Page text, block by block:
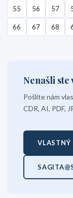
55 56 57
66 67 68
Nenašli ste
Pošlite nám
CDR, AI, PDF,
VLASTNÝ